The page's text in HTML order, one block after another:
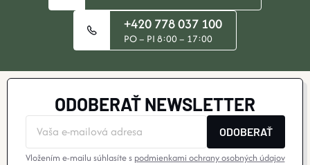
U
+420 778 037 100
PO – PI 8:00 – 17:00
ODOBERAŤ NEWSLETTER
ODOBERAŤ
Vložením e-mailu súhlasíte s podmienkami ochrany osobných údajov